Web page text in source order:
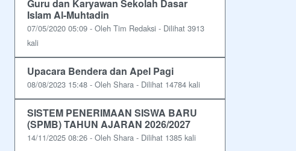
Guru dan Karyawan Sekolah Dasar
Islam Al-Muhtadin
07/05/2020 05:09 - Oleh Tim Redaksi - Dilihat 3913
kali
Upacara Bendera dan Apel Pagi
08/08/2023 15:48 - Oleh Shara - Dilihat 14784 kali
SISTEM PENERIMAAN SISWA BARU
(SPMB) TAHUN AJARAN 2026/2027
14/11/2025 08:26 - Oleh Shara - Dilihat 1385 kali